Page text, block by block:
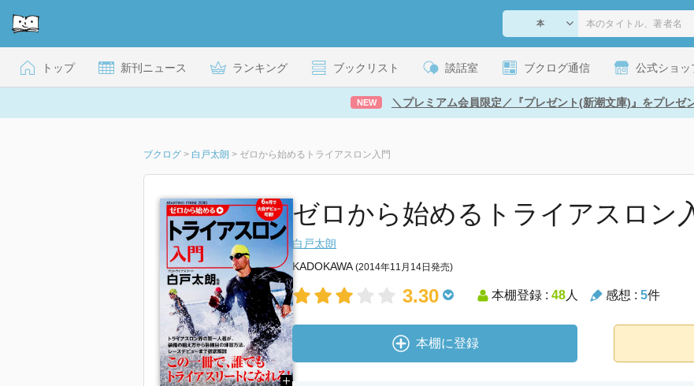
トップ 新刊ニュース ランキング ブックリスト 談話室 ブクログ通信 公式ショッ
NEW ＼プレミアム会員限定／『プレゼント(新潮文庫)』をプレゼ
ブクログ > 白戸太朗 > ゼロから始めるトライアスロン入門
ゼロから始めるトライアスロン
白戸太朗
KADOKAWA(2014年11月14日発売)
3.30 本棚登録 : 48人 感想 : 5件
本棚に登録